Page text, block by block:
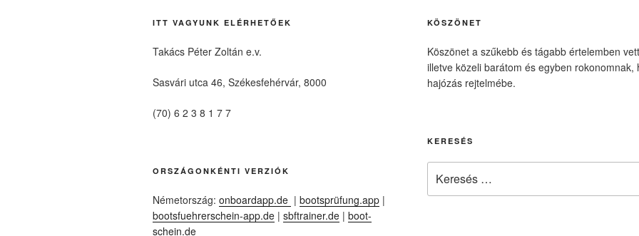
ITT VAGYUNK ELÉRHETŐEK
Takács Péter Zoltán e.v.
Sasvári utca 46, Székesfehérvár, 8000
(70) 6 2 3 8 1 7 7
ORSZÁGONKÉNTI VERZIÓK
Németország: onboardapp.de | bootsprüfung.app |
bootsfuehrerschein-app.de | sbftrainer.de | boot-
schein.de
KÖSZÖNET
Köszönet a szűkebb és tágabb értelemben
illetve közeli barátom és egyben
hajózás rejtelmébe.
KERESÉS
következő